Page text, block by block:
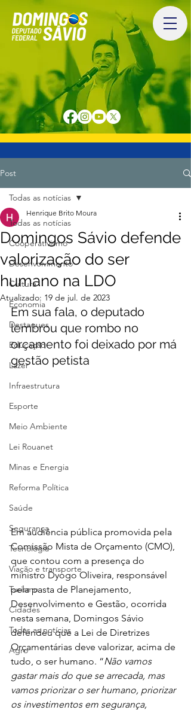
Post
Todas as notícias
Cooperativismo
Desenvolvimento
Cultura
Economia
Destaques
Educação
Lazer
Infraestrutura
Esporte
Meio Ambiente
Lei Rouanet
Minas e Energia
Reforma Política
Saúde
Segurança
Tecnologia
Viação e transporte
Turismo
Cidades
Todas as notícias
Agro
Todas as notícias
Domingos Sávio defende
valorização do ser
humano na LDO
Henrique Brito Moura
Atualizado: 19 de jul. de 2023
Em sua fala, o deputado
lembrou que rombo no
orçamento foi deixado por má
gestão petista
Em audiência pública promovida pela
Comissão Mista de Orçamento (CMO),
que contou com a presença do
ministro Dyogo Oliveira, responsável
pela pasta de Planejamento,
Desenvolvimento e Gestão, ocorrida
nesta semana, Domingos Sávio
defendeu que a Lei de Diretrizes
Orçamentárias deve valorizar, acima de
tudo, o ser humano. “Não vamos
gastar mais do que se arrecada, mas
vamos priorizar o ser humano, priorizar
os investimentos em segurança,